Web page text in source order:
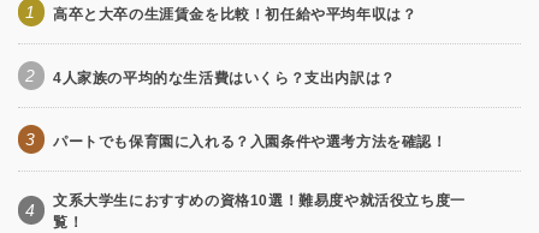
1 高卒と大卒の生涯賃金を比較！初任給や平均年収は？
2 4人家族の平均的な生活費はいくら？支出内訳は？
3 パートでも保育園に入れる？入園条件や選考方法を確認！
4
文系大学生におすすめの資格10選！難易度や就活役立ち度一
覧！